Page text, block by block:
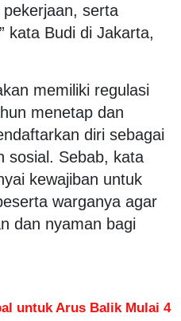
serta
kata Budi di Jakarta,
memiliki regulasi
menetap dan
diri sebagai
sosial. Sebab, kata
kewajiban untuk
warganya agar
dan nyaman bagi
untuk Arus Balik Mulai 4